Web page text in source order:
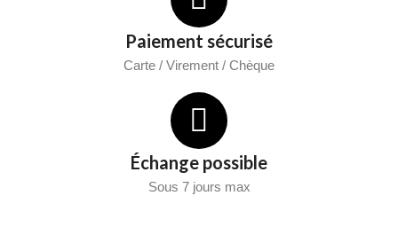
Paiement sécurisé
Carte / Virement / Chèque
Échange possible
Sous 7 jours max